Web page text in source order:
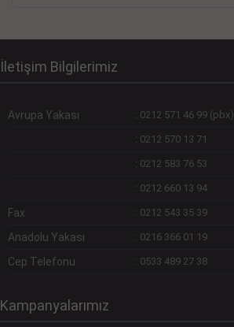
İletişim Bilgilerimiz
Avrupa Yakası : 0212 571 46 99 (pbx)
: 0212 570 13 71
: 0212 583 76 53
: 0212 660 13 94
Fax : 0212 543 35 39
Anadolu Yakası : 0216 366 01 19
Cep Telefonu : 0533 489 27 38
Kampanyalarımız
Devamını Gör